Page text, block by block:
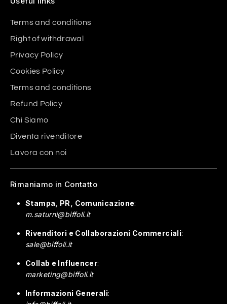
Terms and conditions
Right of withdrawal
Privacy Policy
Cookies Policy
Terms and conditions
Refund Policy
Chi Siamo
Diventa rivenditore
Lavora con noi
Rimaniamo in Contatto
Stampa, PR, Comunicazione:
m.saturni@biffoli.it
Rivenditori e Collaborazioni Commerciali:
sale@biffoli.it
Collab e Influencer:
marketing@biffoli.it
Informazioni Generali: